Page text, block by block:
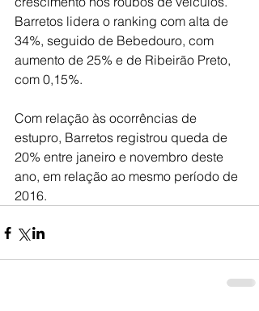
Barretos lidera o ranking com alta de
34%, seguido de Bebedouro, com
aumento de 25% e de Ribeirão Preto,
com 0,15%.
Com relação às ocorrências de
estupro, Barretos registrou queda de
20% entre janeiro e novembro deste
ano, em relação ao mesmo período de
2016.